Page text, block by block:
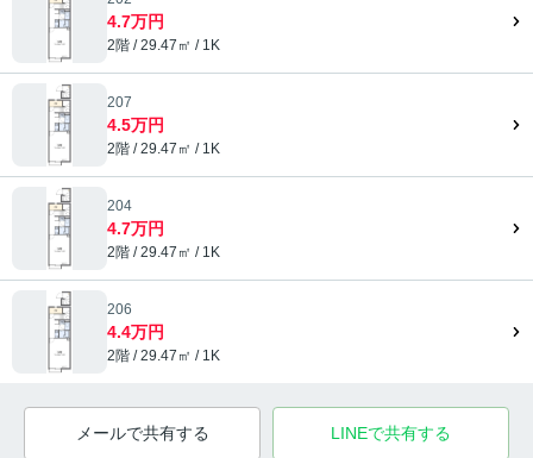
4.7万円
2階 / 29.47㎡ / 1K
207
4.5万円
2階 / 29.47㎡ / 1K
204
4.7万円
2階 / 29.47㎡ / 1K
206
4.4万円
2階 / 29.47㎡ / 1K
メールで共有する LINEで共有する